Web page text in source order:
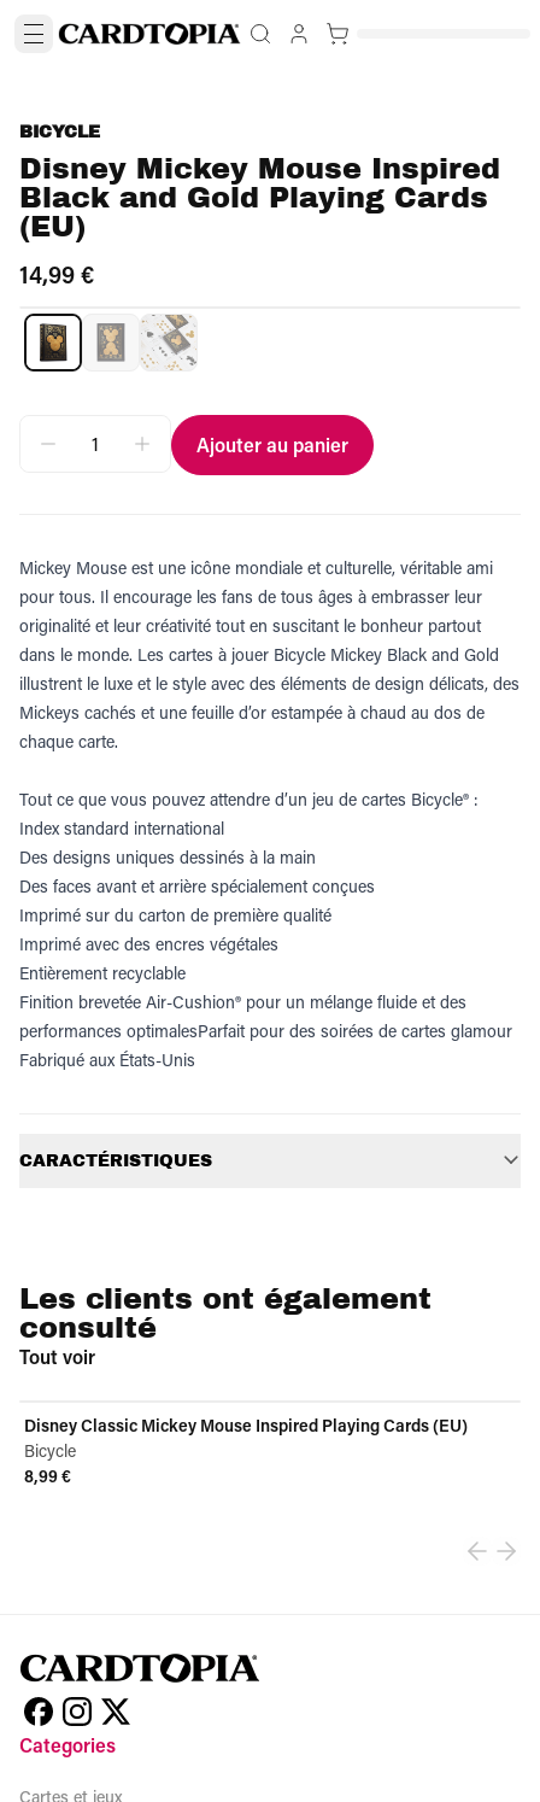
BICYCLE
Disney Mickey Mouse Inspired
Black and Gold Playing Cards
(EU)
14,99 €
Ajouter au panier
Mickey Mouse est une icône mondiale et culturelle, véritable ami
pour tous. Il encourage les fans de tous âges à embrasser leur
originalité et leur créativité tout en suscitant le bonheur partout
dans le monde. Les cartes à jouer Bicycle Mickey Black and Gold
illustrent le luxe et le style avec des éléments de design délicats, des
Mickeys cachés et une feuille d’or estampée à chaud au dos de
chaque carte.
Tout ce que vous pouvez attendre d’un jeu de cartes Bicycle® :
Index standard international
Des designs uniques dessinés à la main
Des faces avant et arrière spécialement conçues
Imprimé sur du carton de première qualité
Imprimé avec des encres végétales
Entièrement recyclable
Finition brevetée Air-Cushion® pour un mélange fluide et des
performances optimalesParfait pour des soirées de cartes glamour
Fabriqué aux États-Unis
CARACTÉRISTIQUES
Les clients ont également
consulté
Tout voir
Disney Classic Mickey Mouse Inspired Playing Cards (EU)
Bicycle
8,99 €
Categories
Cartes et jeux